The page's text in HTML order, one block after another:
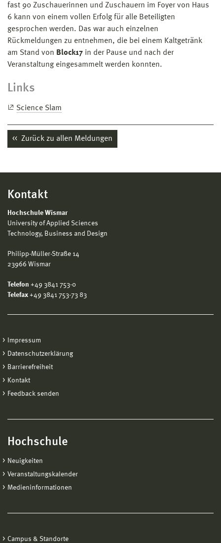
fast 90 Zuschauerinnen und Zuschauern im Foyer von Haus
6 kann von einem vollen Erfolg für alle Beteiligten
gesprochen werden. Das war auch einzelnen
Rückmeldungen zu entnehmen, die bei einem Kaltgetränk
am Stand von Block17 in der Pause und nach der
Veranstaltung eingesammelt werden konnten.
Links
Science Slam
Zurück zu allen Meldungen
Kontakt
Hochschule Wismar
University of Applied Sciences
Technology, Business and Design
Philipp-Müller-Straße 14
23966 Wismar
Telefon +49 3841 753-0
Telefax +49 3841 753-73 83
Impressum
Datenschutzerklärung
Barrierefreiheit
Kontakt
Feedback senden
Hochschule
Neuigkeiten
Veranstaltungskalender
Medieninformationen
Campus & Standorte